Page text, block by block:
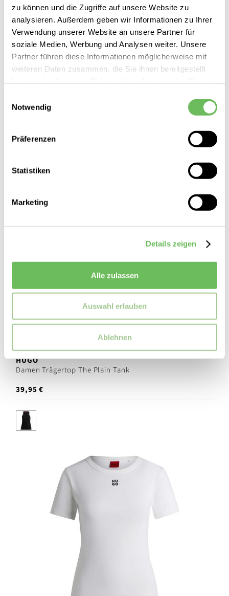
zu können und die Zugriffe auf unsere Website zu
analysieren. Außerdem geben wir Informationen zu Ihrer
Verwendung unserer Website an unsere Partner für
soziale Medien, Werbung und Analysen weiter. Unsere
Partner führen diese Informationen möglicherweise mit
weiteren Daten zusammen, die Sie ihnen bereitgestellt
Notwendig
Präferenzen
Statistiken
Marketing
Details zeigen
Alle zulassen
Auswahl erlauben
Ablehnen
Damen Trägertop The Plain Tank
HUGO
Damen Trägertop The Plain Tank
39,95 €